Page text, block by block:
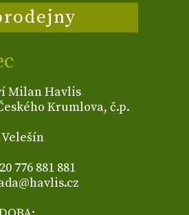
Milan Havlis
Krumlova, č.p.
Velešín
776 881 881